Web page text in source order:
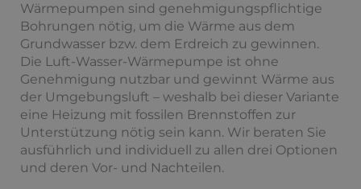
Wärmepumpen sind genehmigungspflichtige
Bohrungen nötig, um die Wärme aus dem
Grundwasser bzw. dem Erdreich zu gewinnen.
Die Luft-Wasser-Wärmepumpe ist ohne
Genehmigung nutzbar und gewinnt Wärme aus
der Umgebungsluft – weshalb bei dieser Variante
eine Heizung mit fossilen Brennstoffen zur
Unterstützung nötig sein kann. Wir beraten Sie
ausführlich und individuell zu allen drei Optionen
und deren Vor- und Nachteilen.